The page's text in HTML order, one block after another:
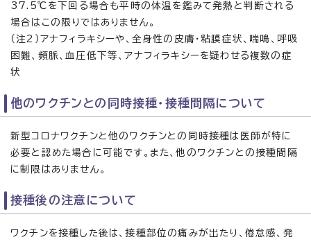
37.5℃を下回る場合も平時の体温を鑑みて発熱と判断される
場合はこの限りではありません。
（注2）アナフィラキシーや、全身性の皮膚・粘膜症状、喘鳴、呼吸
困難、頻脈、血圧低下等、アナフィラキシーを疑わせる複数の症
状
他のワクチンとの同時接種・接種間隔について
新型コロナワクチンと他のワクチンとの同時接種は医師が特に
必要と認めた場合に可能です。また、他のワクチンとの接種間隔
に制限はありません。
接種後の注意について
ワクチンを接種した後は、接種部位の痛みが出たり、倦怠感、発